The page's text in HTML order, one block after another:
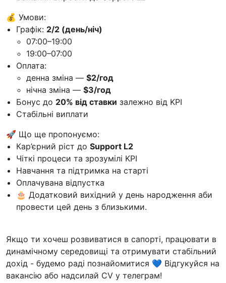
💰 Умови:
Графік: 2/2 (день/ніч)
07:00–19:00
19:00–07:00
Оплата:
денна зміна — $2/год
нічна зміна — $3/год
Бонус до 20% від ставки залежно від KPI
Стабільні виплати
🚀 Що ще пропонуємо:
Кар’єрний ріст до Support L2
Чіткі процеси та зрозумілі KPI
Навчання та підтримка на старті
Оплачувана відпустка
🎂 Додатковий вихідний у день народження аби
провести цей день з близькими.
Якщо ти хочеш розвиватися в сапорті, працювати в
динамічному середовищі та отримувати стабільний
дохід - будемо раді познайомитися 💙 Відгукуйся на
вакансію або надсилай CV у телеграм!